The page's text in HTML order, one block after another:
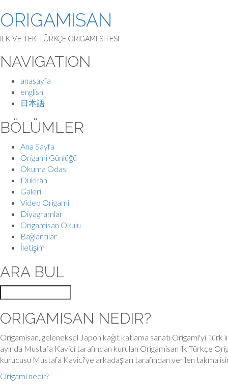
ORIGAMISAN
İLK VE TEK TÜRKÇE ORIGAMI SITESI
NAVIGATION
anasayfa
english
日本語
BÖLÜMLER
Ana Sayfa
Origami Günlüğü
Okuma Odası
Dükkân
Galeri
Video Origami
Diyagramlar
Origamisan Okulu
Bağlantılar
İletişim
ARA BUL
ORIGAMISAN NEDIR?
Origamisan, geleneksel Japon kağıt katlama sanatı Origami'yi Türk
ayında Mustafa Kavici tarafından kurulan Origamisan ilk Türkçe
kurucusu Mustafa Kavici'ye arkadaşları tarafından verilen takma
Origami nedir?